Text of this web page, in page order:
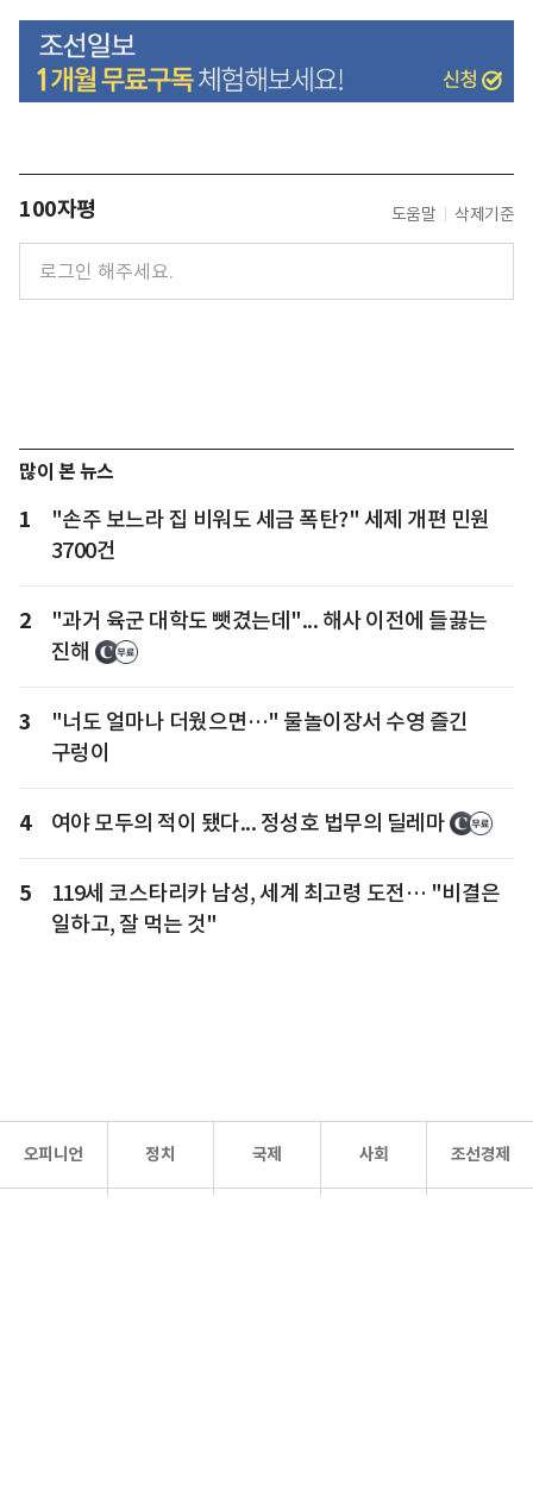
100자평 도움말 삭제기준
많이 본 뉴스
1
"손주 보느라 집 비워도 세금 폭탄?" 세제 개편 민원
3700건
2
"과거 육군 대학도 뺏겼는데"... 해사 이전에 들끓는
진해
3
"너도 얼마나 더웠으면…" 물놀이장서 수영 즐긴
구렁이
4 여야 모두의 적이 됐다... 정성호 법무의 딜레마
5
119세 코스타리카 남성, 세계 최고령 도전… "비결은
일하고, 잘 먹는 것"
오피니언 정치 국제 사회 조선경제